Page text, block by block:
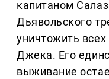
капитаном
Дьявольского
уничтожить
Джека. Его
выживание